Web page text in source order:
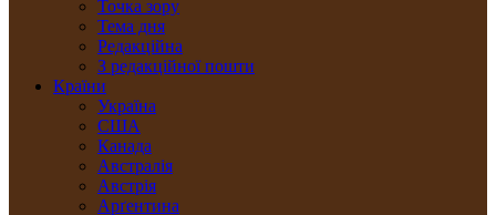
Точка зору
Тема дня
Редакційна
З редакційної пошти
Країни
Україна
США
Канада
Австралія
Австрія
Арґентина